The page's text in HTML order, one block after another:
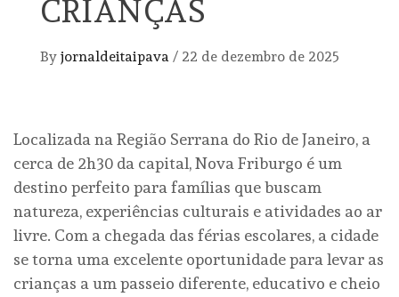
CRIANÇAS
By jornaldeitaipava / 22 de dezembro de 2025
Localizada na Região Serrana do Rio de Janeiro, a
cerca de 2h30 da capital, Nova Friburgo é um
destino perfeito para famílias que buscam
natureza, experiências culturais e atividades ao ar
livre. Com a chegada das férias escolares, a cidade
se torna uma excelente oportunidade para levar as
crianças a um passeio diferente, educativo e cheio